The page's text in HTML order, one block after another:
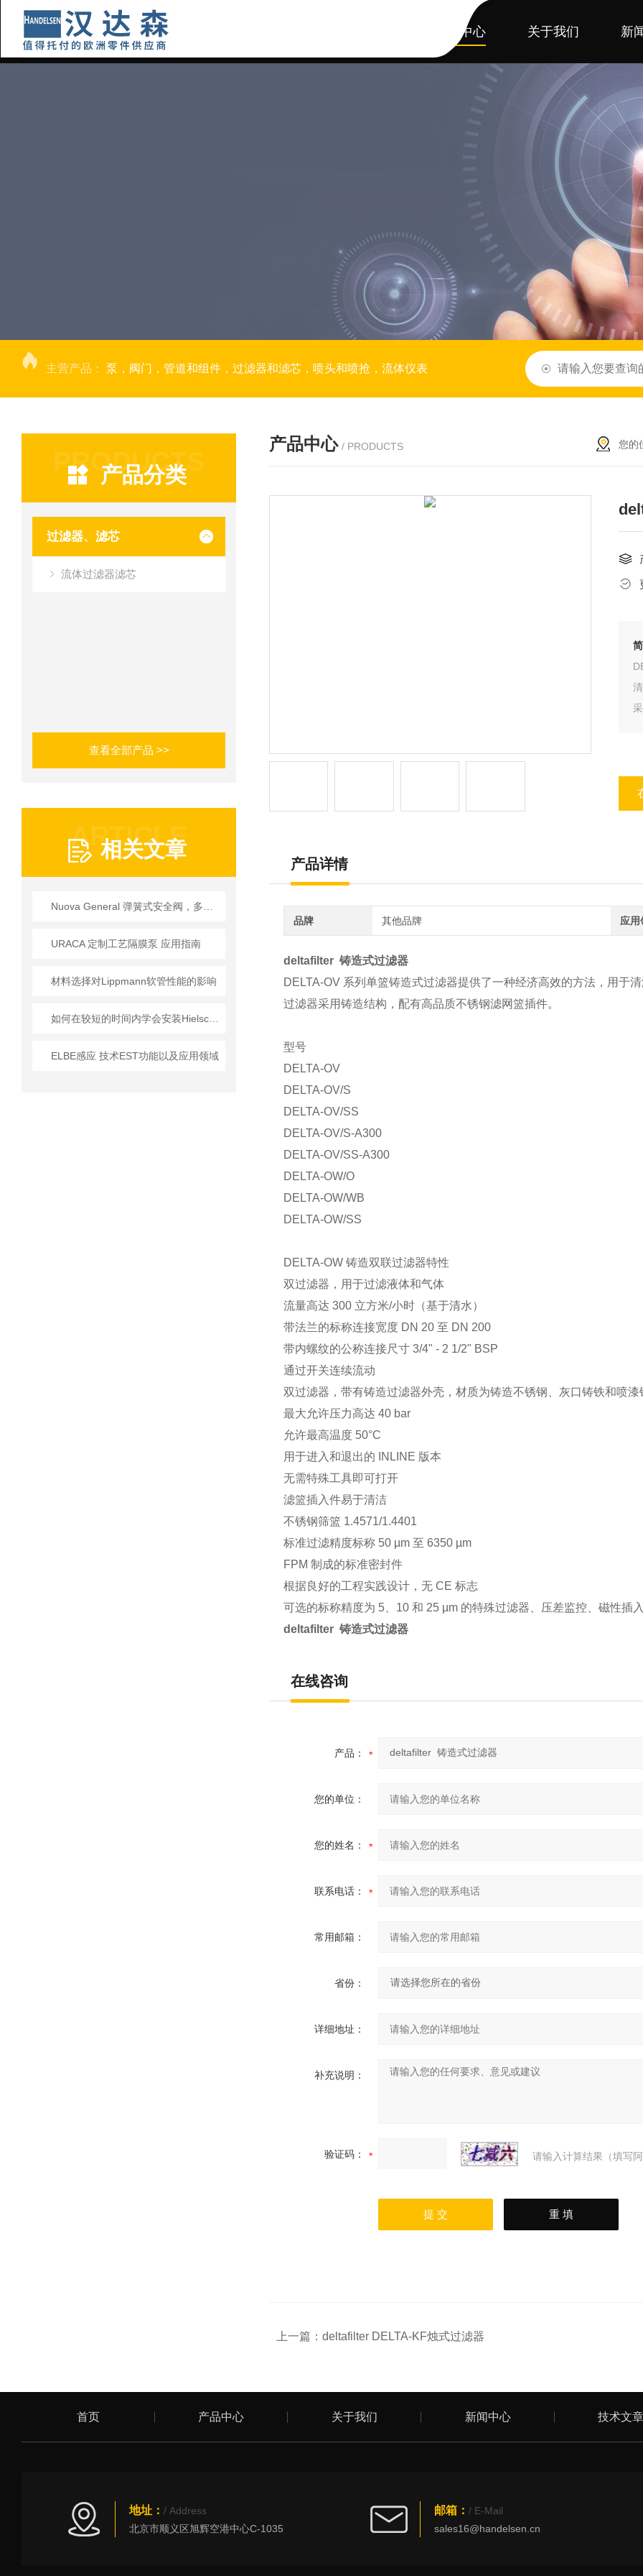
产品中心 关于我们 新
主营产品： 泵，阀门，管道和组件，过滤器和滤芯，喷头和喷抢，流体仪表
PRODUCTS
产品分类
过滤器、滤芯
流体过滤器滤芯
查看全部产品 >>
ARTICLE
相关文章
URACA 定制工艺隔膜泵 应用指南
材料选择对Lippmann软管性能的影响
ELBE感应 技术EST功能以及应用领域
产品中心 / PRODUCTS 您的
产品详情
品牌 其他品牌 应用
deltafilter 铸造式过滤器
DELTA-OV 系列单篮铸造式过滤器提供了一种经济高效的方法，用于
过滤器采用铸造结构，配有高品质不锈钢滤网篮插件。
型号
DELTA-OV
DELTA-OV/S
DELTA-OV/SS
DELTA-OV/S-A300
DELTA-OV/SS-A300
DELTA-OW/O
DELTA-OW/WB
DELTA-OW/SS
DELTA-OW 铸造双联过滤器特性
双过滤器，用于过滤液体和气体
流量高达 300 立方米/小时（基于清水）
带法兰的标称连接宽度 DN 20 至 DN 200
带内螺纹的公称连接尺寸 3/4" - 2 1/2" BSP
通过开关连续流动
双过滤器，带有铸造过滤器外壳，材质为铸造不锈钢、灰口铸铁和喷漆
最大允许压力高达 40 bar
允许最高温度 50°C
用于进入和退出的 INLINE 版本
无需特殊工具即可打开
滤篮插入件易于清洁
不锈钢筛篮 1.4571/1.4401
标准过滤精度标称 50 µm 至 6350 µm
FPM 制成的标准密封件
根据良好的工程实践设计，无 CE 标志
可选的标称精度为 5、10 和 25 µm 的特殊过滤器、压差监控、磁性插
deltafilter 铸造式过滤器
在线咨询
产品：
您的单位：
您的姓名：
联系电话：
常用邮箱：
省份：
详细地址：
补充说明：
验证码： 请输入计算结果（填写
上一篇： deltafilter DELTA-KF烛式过滤器
首页 产品中心 关于我们 新闻中心 技术文章
地址： / Address
北京市顺义区旭辉空港中心C-1035
邮箱： / E-Mail
sales16@handelsen.cn